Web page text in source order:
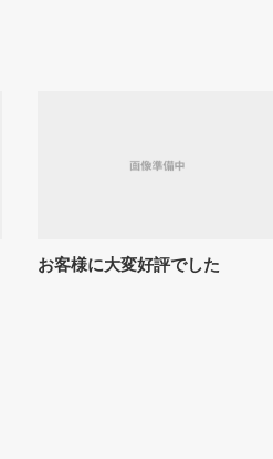
お客様に大変好評でした